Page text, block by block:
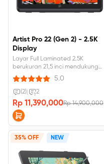
Artist Pro 22 (Gen 2) - 2.5K
Display
Layar Full Laminated 2.5K
berukuran 21,5 inci mendukung
tekanan Pena 16K &amp; stylus
X3 Pro
5.0
(2) 2
Rp 11,390,000Rp 14,900,000
35% OFF NEW